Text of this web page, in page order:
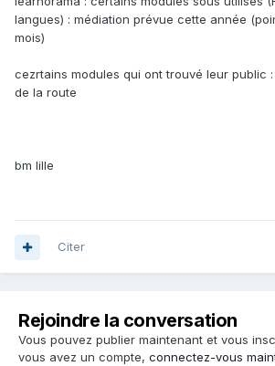
langues) : médiation prévue cette année
mois)
cezrtains modules qui ont trouvé leur public
de la route
bm lille
Citer
Rejoindre la conversation
Vous pouvez publier maintenant et vous
vous avez un compte, connectez-vous